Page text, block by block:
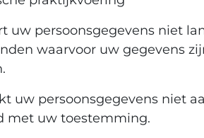
uw persoonsgegevens niet
waarvoor uw gegevens
uw persoonsgegevens niet
met uw toestemming.